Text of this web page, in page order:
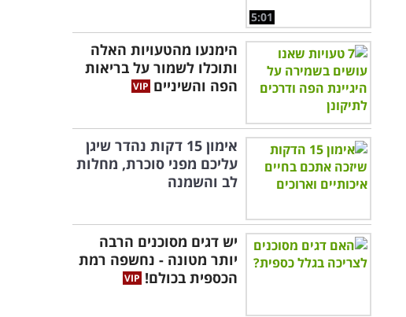
5:01
הימנעו מהטעויות האלה
ותוכלו לשמור על בריאות
הפה והשיניים
אימון 15 דקות נהדר שיגן
עליכם מפני סוכרת, מחלות
לב והשמנה
יש דגים מסוכנים הרבה
יותר מטונה - נחשפה רמת
הכספית בכולם!